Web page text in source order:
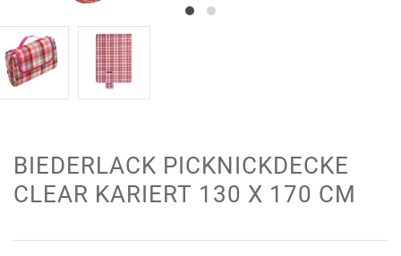
BIEDERLACK PICKNICKDECKE
CLEAR KARIERT 130 X 170 CM